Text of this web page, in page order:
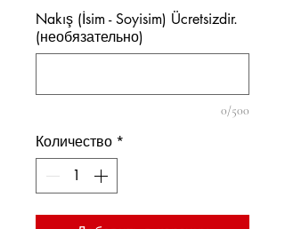
Nakış (İsim - Soyisim) Ücretsizdir.
(необязательно)
0/500
Количество *